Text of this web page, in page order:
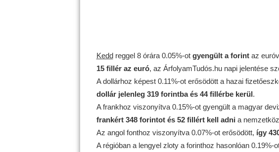
Keddreggel 8 órára 0.05%-ot gyengült a forintaz
15 fillér az euró, az ÁrfolyamTudós.hu napi jelentése
A dollárhoz képest 0.11%-ot erősödött a hazai
dollár jelenleg 319 forintba és 44 fillérbe kerül.
A frankhoz viszonyítva 0.15%-ot gyengült a magyar
frankért 348 forintot és 52 fillért kell adni a
Az angol fonthoz viszonyítva 0.07%-ot erősödött, így
A régióban a lengyel zloty a forinthoz hasonlóan